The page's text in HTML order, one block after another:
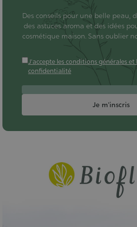
Des conseils pour une belle peau,
des astuces aroma et des idées
cosmétique maison. Sans oublier
J'accepte les conditions générales
confidentialité
Je m'inscris